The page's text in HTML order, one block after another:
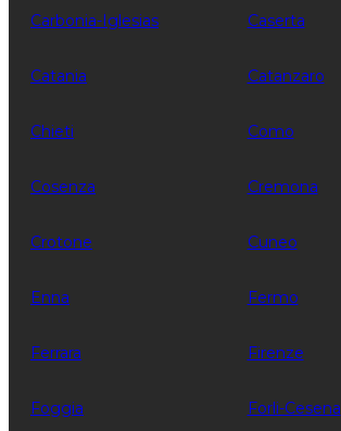
Carbonia-Iglesias Caserta
Catania Catanzaro
Chieti Como
Cosenza Cremona
Crotone Cuneo
Enna Fermo
Ferrara Firenze
Foggia Forli-Cesena